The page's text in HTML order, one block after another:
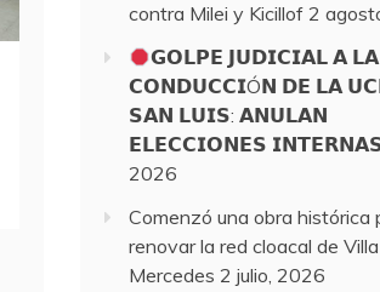
contra Milei y Kicillof 2
𝗚𝗢𝗟𝗣𝗘 𝗝𝗨𝗗𝗜𝗖𝗜𝗔𝗟 𝗔 𝗟𝗔
𝗖𝗢𝗡𝗗𝗨𝗖𝗖𝗜Ó𝗡 𝗗𝗘 𝗟𝗔
𝗦𝗔𝗡 𝗟𝗨𝗜𝗦: 𝗔𝗡𝗨𝗟𝗔𝗡
𝗘𝗟𝗘𝗖𝗖𝗜𝗢𝗡𝗘𝗦
2026
Comenzó una obra histórica
renovar la red cloacal de Villa
Mercedes 2 julio, 2026